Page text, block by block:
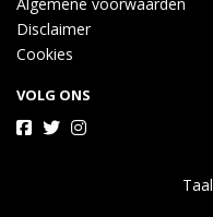
Disclaimer
Cookies
VOLG ONS
Taal